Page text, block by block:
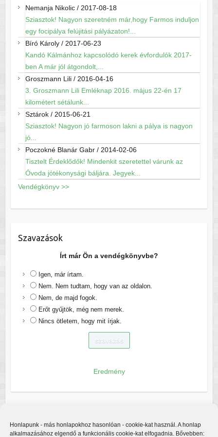
Honlapunk - más honlapokhoz hasonlóan - cookie-kat használ. A honlap
alkalmazásához elgendő a funkcionális cookie-kat elfogadnia. Bővebben:
Nemanja Nikolic/ 2017-08-18
Sziasztok! Nagyon szeretném már,hogy Farmos induljon
egy focipálya felújitási pályázaton!...
Bíró Károly/ 2017-06-23
Kandó Kálmánhoz kapcsolódó kerek évfordulók 2017-
ben A már jól átgondolt,...
Groszmann Lili/ 2016-04-16
3. Groszmann Lili Emléknap 2016. május 22-én 17
kilométert sétálunk...
Sztárok/ 2015-06-21
Sziasztok! Nagyon jó farmoson lakni a pálya is nagyon
jó...
Poczokné Blanár Gabr/ 2014-02-06
Tisztelt Érdeklődők! Mindenkit szeretettel várunk az
Óvoda jótékonysági báljára. Jegyek...
Vendégkönyv >>
Szavazások
Írt már Ön a vendégkönyvbe?
Igen, már írtam.
Nem. Nem tudtam, hogy van az oldalon.
Nem, de majd fogok.
Erőt gyűjtök, még nem merek.
Nincs ötletem, hogy mit írjak.
Eredmény